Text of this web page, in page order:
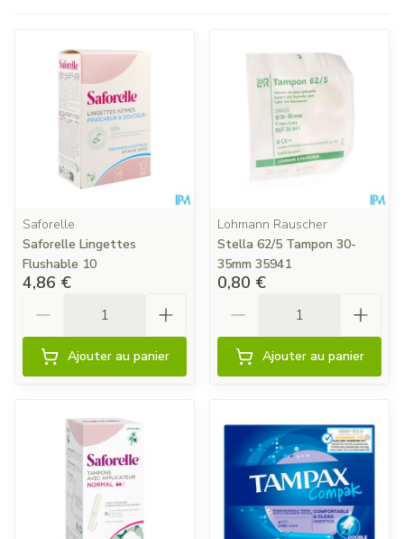
Saforelle
Saforelle Lingettes
Flushable 10
4,86 €
Ajouter au panier
Lohmann Rauscher
Stella 62/5 Tampon 30-
35mm 35941
0,80 €
Ajouter au panier